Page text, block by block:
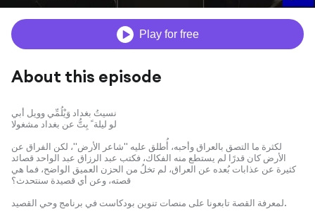
Play for free
About this episode
نسيتُ بغداد وَيْلُمِّي وويل أبي
لو ليلة ً بِتُّ عن بغداد مشغولا
لكثرة ما التصق بالعراق وأحبه، أُطلق عليه "شاعر الأرض"، لكن الفراق عن
الأرض كان قدرًا لم يستطع منه الفكاك، فكتب عبد الرزاق عبد الواحد قصائد
كثيرة عن عذابات بُعده عن العراق، لم تخلُ من الحزن العميق الواضح، فما هي
قصته، وعن أي قصيدة سنتحدث؟
لمعرفة القصة تابعونا على منصات تنوين بودكاست في برنامج وحي القصيد.